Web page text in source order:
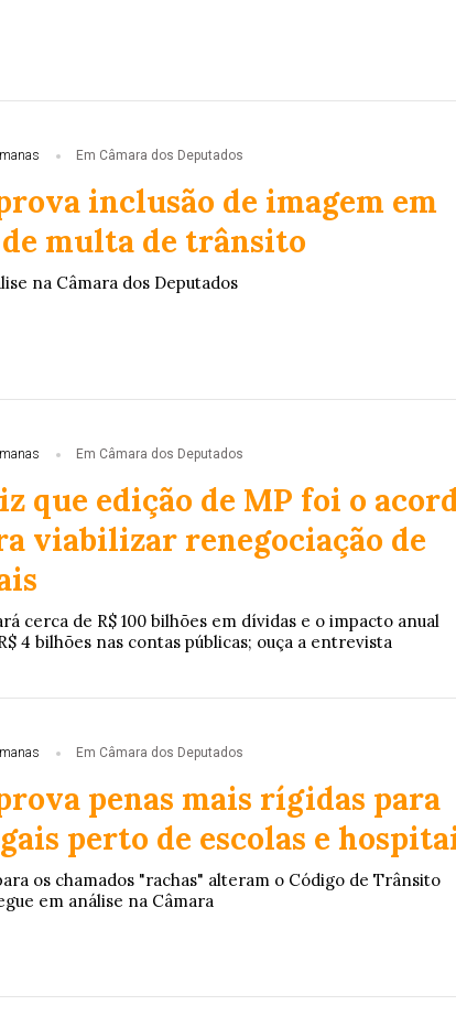
Em Câmara dos Deputados
inclusão de imagem em
multa de trânsito
na Câmara dos Deputados
Em Câmara dos Deputados
que edição de MP foi o
viabilizar renegociação de
cerca de R$ 100 bilhões em dívidas e o impacto anual
4 bilhões nas contas públicas; ouça a entrevista
Em Câmara dos Deputados
penas mais rígidas para
perto de escolas e
os chamados "rachas" alteram o Código de Trânsito
em análise na Câmara